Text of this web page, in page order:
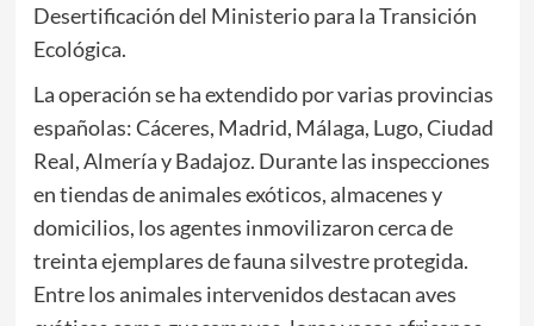
Desertificación del Ministerio para la Transición
Ecológica.
La operación se ha extendido por varias provincias
españolas: Cáceres, Madrid, Málaga, Lugo, Ciudad
Real, Almería y Badajoz. Durante las inspecciones
en tiendas de animales exóticos, almacenes y
domicilios, los agentes inmovilizaron cerca de
treinta ejemplares de fauna silvestre protegida.
Entre los animales intervenidos destacan aves